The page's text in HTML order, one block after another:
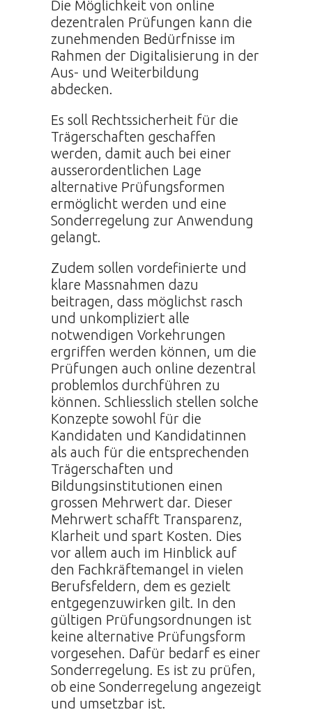
Die Möglichkeit von online
dezentralen Prüfungen kann die
zunehmenden Bedürfnisse im
Rahmen der Digitalisierung in der
Aus- und Weiterbildung
abdecken.
Es soll Rechtssicherheit für die
Trägerschaften geschaffen
werden, damit auch bei einer
ausserordentlichen Lage
alternative Prüfungsformen
ermöglicht werden und eine
Sonderregelung zur Anwendung
gelangt.
Zudem sollen vordefinierte und
klare Massnahmen dazu
beitragen, dass möglichst rasch
und unkompliziert alle
notwendigen Vorkehrungen
ergriffen werden können, um die
Prüfungen auch online dezentral
problemlos durchführen zu
können. Schliesslich stellen solche
Konzepte sowohl für die
Kandidaten und Kandidatinnen
als auch für die entsprechenden
Trägerschaften und
Bildungsinstitutionen einen
grossen Mehrwert dar. Dieser
Mehrwert schafft Transparenz,
Klarheit und spart Kosten. Dies
vor allem auch im Hinblick auf
den Fachkräftemangel in vielen
Berufsfeldern, dem es gezielt
entgegenzuwirken gilt. In den
gültigen Prüfungsordnungen ist
keine alternative Prüfungsform
vorgesehen. Dafür bedarf es einer
Sonderregelung. Es ist zu prüfen,
ob eine Sonderregelung angezeigt
und umsetzbar ist.